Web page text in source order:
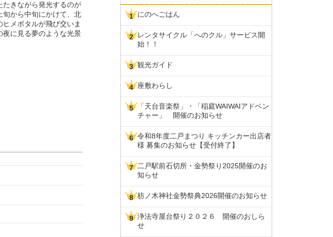
たきながら発光するのが
から中旬にかけて、北
メボタルが飛び交いま
に見る夢のような光景
にのへごはん
レンタサイクル「へのクル」サービス開
始！！
観光ガイド
座敷わらし
「天台音楽祭」・「稲庭WAIWAIアドベン
チャー」 開催のお知らせ
令和8年度二戸まつり キッチンカー出店者
様 募集のお知らせ【受付終了】
二戸駅前石切所・金勢祭り2025開催のお
知らせ
枋ノ木神社金勢祭典2026開催のお知らせ
浄法寺屋台祭り２０２６ 開催のおしら
せ